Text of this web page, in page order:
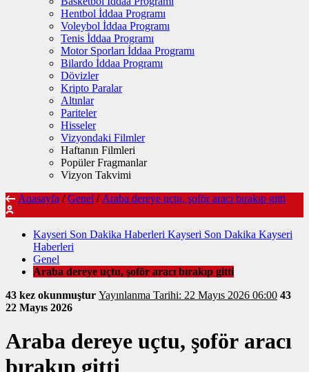
Hentbol İddaa Programı
Voleybol İddaa Programı
Tenis İddaa Programı
Motor Sporları İddaa Programı
Bilardo İddaa Programı
Dövizler
Kripto Paralar
Altınlar
Pariteler
Hisseler
Vizyondaki Filmler
Haftanın Filmleri
Popüler Fragmanlar
Vizyon Takvimi
Anasayfa / Genel / Araba dereye uçtu, şoför aracı bırakıp gitti
Kayseri Son Dakika Haberleri Kayseri Son Dakika Kayseri
Haberleri
Genel
Araba dereye uçtu, şoför aracı bırakıp gitti
43 kez okunmuştur
Yayınlanma Tarihi: 22 Mayıs 2026 06:00 43
22 Mayıs 2026
Araba dereye uçtu, şoför aracı
bırakıp gitti